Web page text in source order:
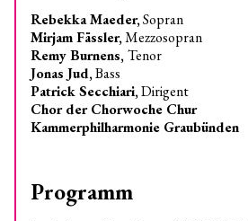
Rebekka Maeder,Sopran
Mirjam Fässler,Mezzosopran
Remy Burnens,Tenor
Jonas Jud,Bass
Patrick Secchiari,Dirigent
Chor der Chorwoche Chur
Kammerphilharmonie Graubünden
Programm